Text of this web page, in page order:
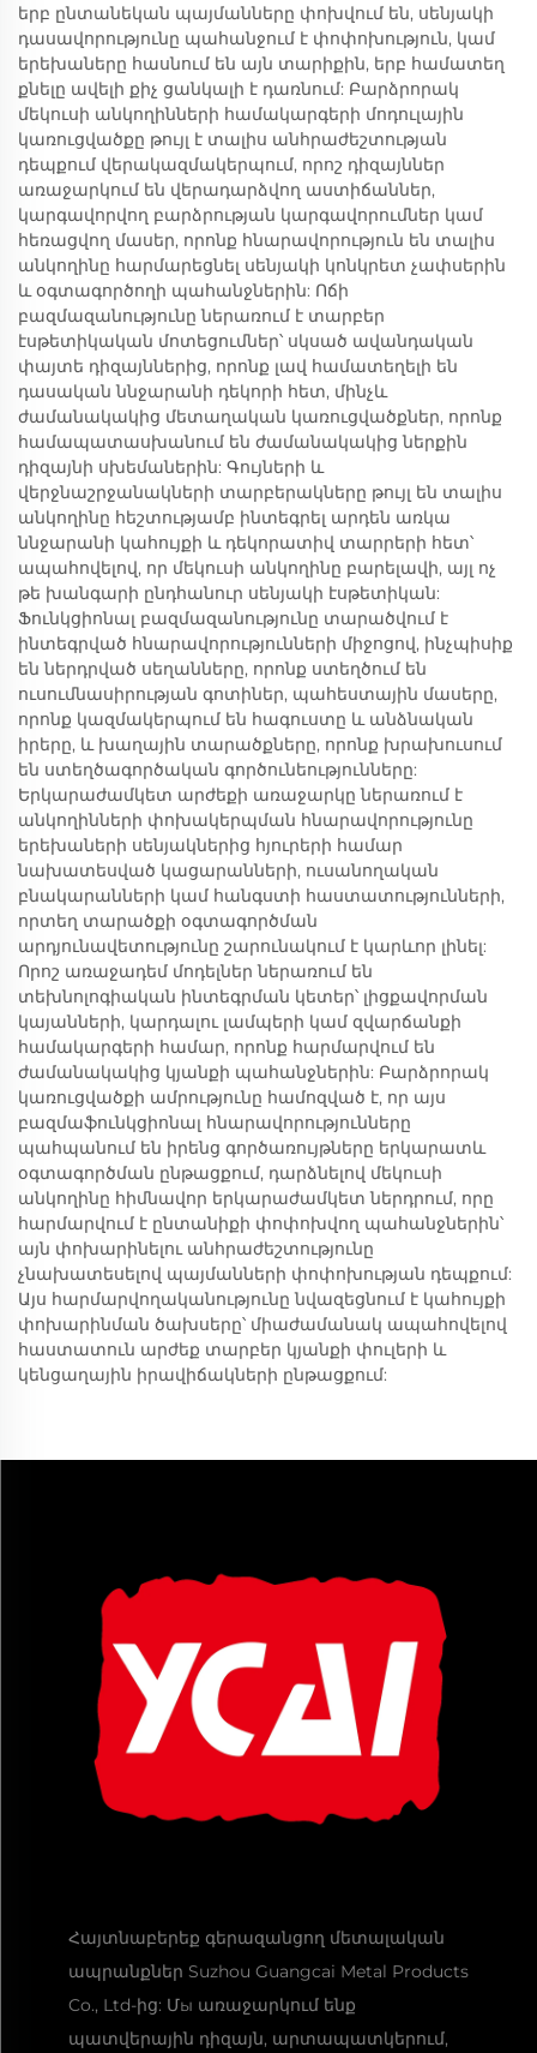
երբ ընտանեկան պայմանները փոխվում են, սենյակի
դասավորությունը պահանջում է փոփոխություն, կամ
երեխաները հասնում են այն տարիքին, երբ համատեղ
քնելը ավելի քիչ ցանկալի է դառնում: Բարձրորակ
մեկուսի անկողինների համակարգերի մոդուլային
կառուցվածքը թույլ է տալիս անհրաժեշտության
դեպքում վերակազմակերպում, որոշ դիզայններ
առաջարկում են վերադարձվող աստիճաններ,
կարգավորվող բարձրության կարգավորումներ կամ
հեռացվող մասեր, որոնք հնարավորություն են տալիս
անկողինը հարմարեցնել սենյակի կոնկրետ չափսերին
և օգտագործողի պահանջներին: Ոճի
բազմազանությունը ներառում է տարբեր
էսթետիկական մոտեցումներ՝ սկսած ավանդական
փայտե դիզայններից, որոնք լավ համատեղելի են
դասական ննջարանի դեկորի հետ, մինչև
ժամանակակից մետաղական կառուցվածքներ, որոնք
համապատասխանում են ժամանակակից ներքին
դիզայնի սխեմաներին: Գույների և
վերջնաշրջանակների տարբերակները թույլ են տալիս
անկողինը հեշտությամբ ինտեգրել արդեն առկա
ննջարանի կահույքի և դեկորատիվ տարրերի հետ՝
ապահովելով, որ մեկուսի անկողինը բարելավի, այլ ոչ
թե խանգարի ընդհանուր սենյակի էսթետիկան:
Ֆունկցիոնալ բազմազանությունը տարածվում է
ինտեգրված հնարավորությունների միջոցով, ինչպիսիք
են ներդրված սեղանները, որոնք ստեղծում են
ուսումնասիրության գոտիներ, պահեստային մասերը,
որոնք կազմակերպում են հագուստը և անձնական
իրերը, և խաղային տարածքները, որոնք խրախուսում
են ստեղծագործական գործունեությունները:
Երկարաժամկետ արժեքի առաջարկը ներառում է
անկողինների փոխակերպման հնարավորությունը
երեխաների սենյակներից հյուրերի համար
նախատեսված կացարանների, ուսանողական
բնակարանների կամ հանգստի հաստատությունների,
որտեղ տարածքի օգտագործման
արդյունավետությունը շարունակում է կարևոր լինել:
Որոշ առաջադեմ մոդելներ ներառում են
տեխնոլոգիական ինտեգրման կետեր՝ լիցքավորման
կայանների, կարդալու լամպերի կամ զվարճանքի
համակարգերի համար, որոնք հարմարվում են
ժամանակակից կյանքի պահանջներին: Բարձրորակ
կառուցվածքի ամրությունը համոզված է, որ այս
բազմաֆունկցիոնալ հնարավորությունները
պահպանում են իրենց գործառույթները երկարատև
օգտագործման ընթացքում, դարձնելով մեկուսի
անկողինը հիմնավոր երկարաժամկետ ներդրում, որը
հարմարվում է ընտանիքի փոփոխվող պահանջներին՝
այն փոխարինելու անհրաժեշտությունը
չնախատեսելով պայմանների փոփոխության դեպքում:
Այս հարմարվողականությունը նվազեցնում է կահույքի
փոխարինման ծախսերը՝ միաժամանակ ապահովելով
հաստատուն արժեք տարբեր կյանքի փուլերի և
կենցաղային իրավիճակների ընթացքում:
Հայտնաբերեք գերազանցող մետալական
ապրանքներ Suzhou Guangcai Metal Products
Co., Ltd-ից: Մы առաջարկում ենք
պատվերային դիզայն, արտապատկերում,